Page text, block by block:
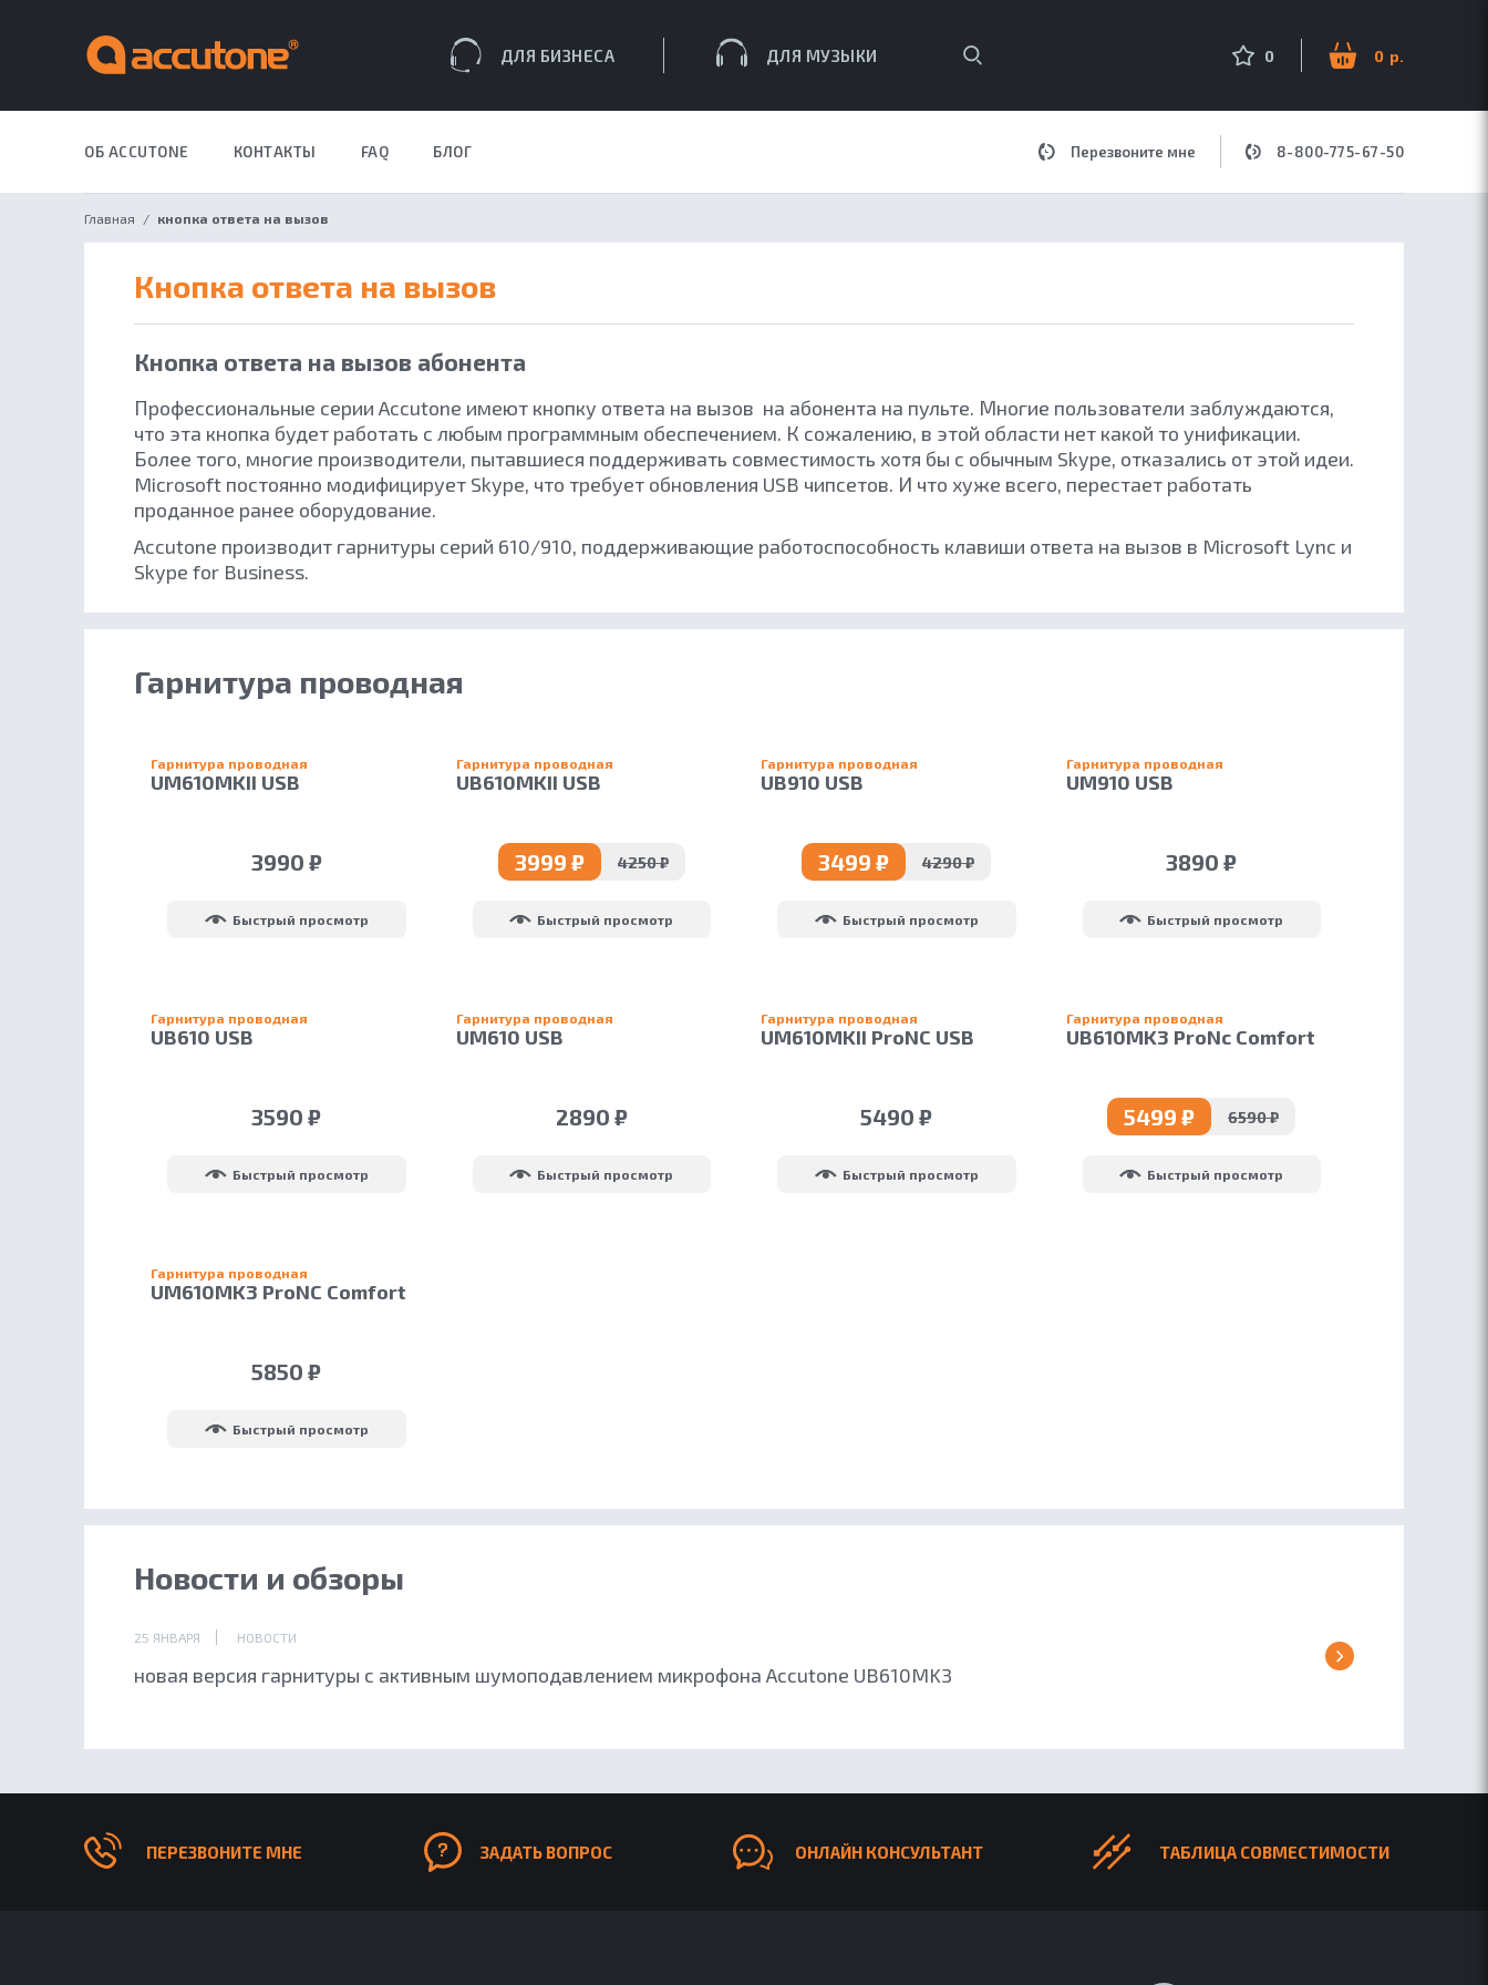
ДЛЯ БИЗНЕСА ДЛЯ МУЗЫКИ
Поиск по сайту
Избранное
0
Корзина
0
ОБ ACCUTONE КОНТАКТЫ FAQ БЛОГ Перезвоните мне 8-800-775-67-50
Всплывающее меню
Навигация по сайту
Главная кнопка ответа на вызов
кнопка ответа на вызов
Кнопка ответа на вызов абонента
Профессиональные серии Accutone имеют кнопку ответа на вызов на абонента на пульте. Многие пользователи заблуждаются,
что эта кнопка будет работать с любым программным обеспечением. К сожалению, в этой области нет какой то унификации.
Более того, многие производители, пытавшиеся поддерживать совместимость хотя бы с обычным Skype, отказались от этой идеи.
Microsoft постоянно модифицирует Skype, что требует обновления USB чипсетов. И что хуже всего, перестает работать
проданное ранее оборудование.
Accutone производит гарнитуры серий 610/910, поддерживающие работоспособность клавиши ответа на вызов в Microsoft Lync и
Skype for Business.
Гарнитура проводная
Гарнитура проводная
UM610MKII USB
3990 ₽
Быстрый просмотр
Гарнитура проводная
UB610MKII USB
3999 ₽ 4250 ₽
Быстрый просмотр
Гарнитура проводная
UB910 USB
3499 ₽ 4290 ₽
Быстрый просмотр
Гарнитура проводная
UM910 USB
3890 ₽
Быстрый просмотр
Гарнитура проводная
UB610 USB
3590 ₽
Быстрый просмотр
Гарнитура проводная
UM610 USB
2890 ₽
Быстрый просмотр
Гарнитура проводная
UM610MKII ProNC USB
5490 ₽
Быстрый просмотр
Гарнитура проводная
UB610MK3 ProNc Comfort
5499 ₽ 6590 ₽
Быстрый просмотр
Гарнитура проводная
UM610MK3 ProNC Comfort
5850 ₽
Быстрый просмотр
Новости и обзоры
25 ЯНВАРЯ НОВОСТИ
новая версия гарнитуры с активным шумоподавлением микрофона Accutone UB610MK3
ПЕРЕЗВОНИТЕ МНЕ ЗАДАТЬ ВОПРОС ОНЛАЙН КОНСУЛЬТАНТ ТАБЛИЦА СОВМЕСТИМОСТИ